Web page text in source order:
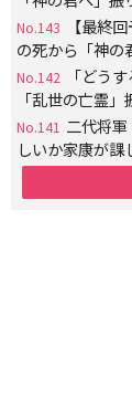
No.143
【最終
の死から「神の
No.142
「どう
「乱世の亡霊」
No.141 二代将
しいか家康が課